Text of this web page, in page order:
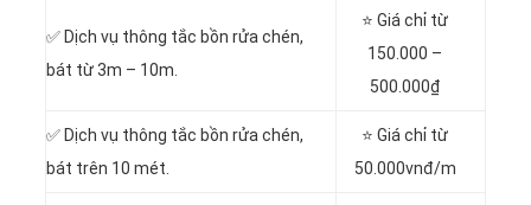
✅ Dịch vụ thông tắc bồn rửa chén,
bát từ 3m – 10m.
⭐ Giá chỉ từ
150.000 –
500.000₫
✅ Dịch vụ thông tắc bồn rửa chén,
bát trên 10 mét.
⭐ Giá chỉ từ
50.000vnđ/m